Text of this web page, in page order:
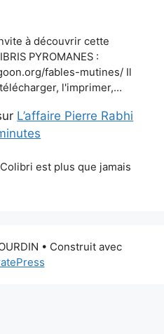
à découvrir cette
PYROMANES :
fables-mutines/ Il
l'imprimer,…
L’affaire Pierre Rabhi
est plus que jamais
• Construit avec